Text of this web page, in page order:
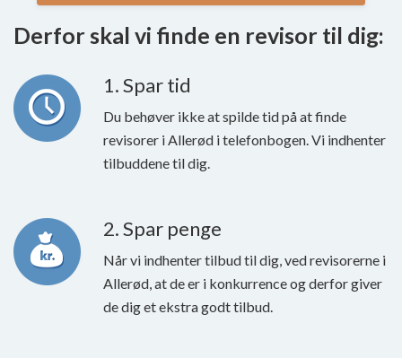
Derfor skal vi finde en revisor til dig:
1. Spar tid
Du behøver ikke at spilde tid på at finde
revisorer i Allerød i telefonbogen. Vi indhenter
tilbuddene til dig.
2. Spar penge
Når vi indhenter tilbud til dig, ved revisorerne i
Allerød, at de er i konkurrence og derfor giver
de dig et ekstra godt tilbud.